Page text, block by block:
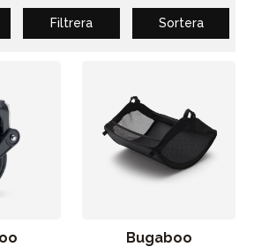
Filtrera Sortera
Bugaboo
Barn & Baby
Möbler & bädd